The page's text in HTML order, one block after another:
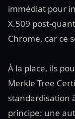
immédiat pour
X.509 post-
Chrome, car ce
À la place, ils
Merkle Tree
standardisation
principe: une